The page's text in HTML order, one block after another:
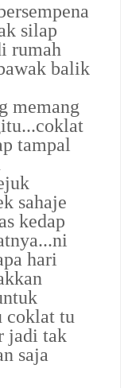
silap
rumah
balik
memang
tampal
sahaje
kedap
hari
coklat tu
jadi tak
saja